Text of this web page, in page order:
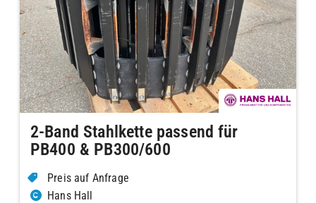
2-Band Stahlkette passend für
PB400 & PB300/600
Preis auf Anfrage
Hans Hall